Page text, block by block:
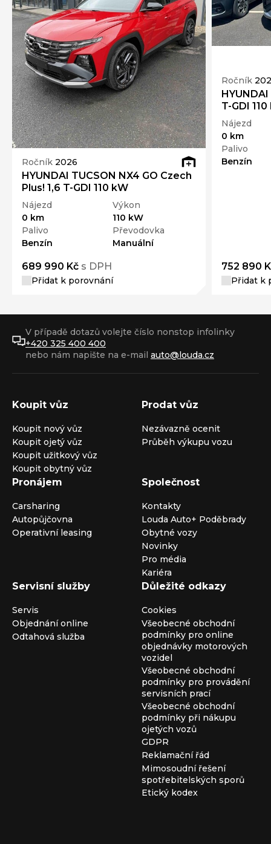
Ročník 2026
HYUNDAI TUCSON NX4 GO Czech
Plus! 1,6 T-GDI 110 kW
Nájezd
0 km
Výkon
110 kW
Palivo
Benzín
Převodovka
Manuální
689 990 Kč s DPH
Přidat k porovnání
Ročník
T-GDI
Nájezd
0 km
Palivo
Benzín
752 890
Přidat k
V případě dotazů volejte číslo nonstop infolinky
+420 325 400 400
nebo nám napište na e-mail auto@louda.cz
Koupit vůz
Koupit nový vůz
Koupit ojetý vůz
Koupit užitkový vůz
Koupit obytný vůz
Prodat vůz
Nezávazně ocenit
Průběh výkupu vozu
Pronájem
Carsharing
Autopůjčovna
Operativní leasing
Společnost
Kontakty
Louda Auto+ Poděbrady
Obytné vozy
Novinky
Pro média
Kariéra
Servisní služby
Servis
Objednání online
Odtahová služba
Důležité odkazy
Cookies
Všeobecné obchodní
podmínky pro online
objednávky motorových
vozidel
Všeobecné obchodní
podmínky pro provádění
servisních prací
Všeobecné obchodní
podmínky při nákupu
ojetých vozů
GDPR
Reklamační řád
Mimosoudní řešení
spotřebitelských sporů
Etický kodex